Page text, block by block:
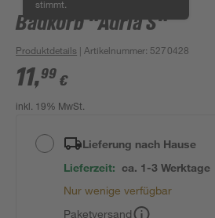
stimmt.
Badkorb "Adria S"
Produktdetails | Artikelnummer: 5270428
11,99 €
inkl. 19% MwSt.
Lieferung nach Hause
Lieferzeit: ca. 1-3 Werktage
Nur wenige verfügbar
Paketversand